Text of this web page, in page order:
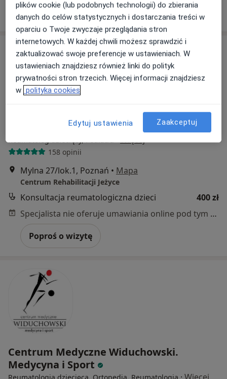
Poproś o wizytę
lek. Anastazja Sobczyńska-Paszkiewicz
Reumatolog dziecięcy, Pediatra·Więcej
158 opinii
Mylna 27/lok.1, Poznań • Mapa
Centrum Rehabilitacji Jeżyce
Konsultacja reumatologiczna dzieci
400 zł
Specjalista nie oferuje umawiania online pod tym adresem.
Poproś o wizytę
Centrum Medyczne Widuchowski.
Medycyna i Sport
plików cookie (lub podobnych technologii) do zbierania
danych do celów statystycznych i dostarczania treści w
oparciu o Twoje zwyczaje przeglądania stron
internetowych. W każdej chwili możesz sprawdzić i
zaktualizować swoje preferencje w ustawieniach. W
ustawieniach znajdziesz również linki do polityk
prywatności stron trzecich. Więcej informacji znajdziesz
w polityka cookies
Edytuj ustawienia Zaakceptuj